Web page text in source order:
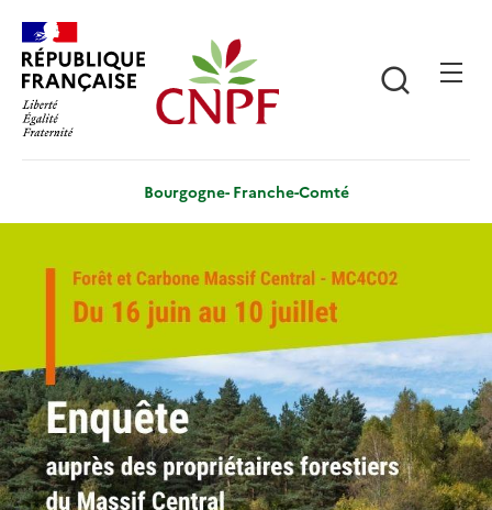
contenu
principal
Bourgogne- Franche-Comté